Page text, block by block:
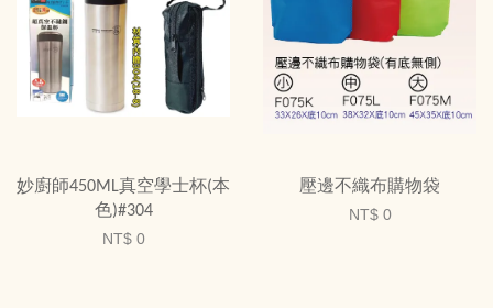
妙廚師450ML真空學士杯(本
色)#304
NT$ 0
壓邊不織布購物袋
NT$ 0